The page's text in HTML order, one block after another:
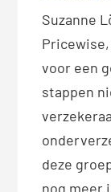
Suzanne
voor een
stappen
deze
nog meer